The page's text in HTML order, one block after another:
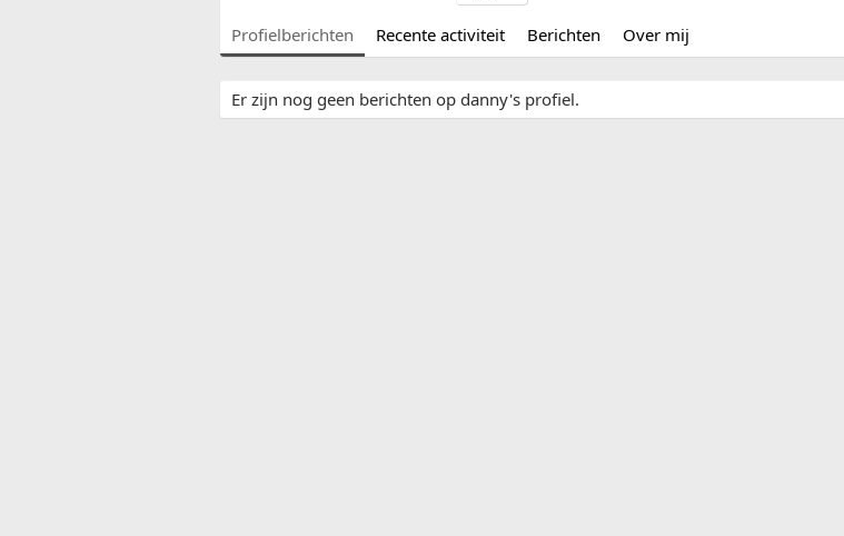
Profielberichten Recente activiteit Berichten Over mij
Er zijn nog geen berichten op danny's profiel.